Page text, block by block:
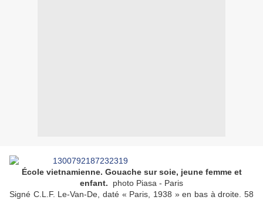
École vietnamienne. Gouache sur soie, jeune femme et
enfant. photo Piasa - Paris
Signé C.L.F. Le-Van-De, daté « Paris, 1938 » en bas à droite. 58